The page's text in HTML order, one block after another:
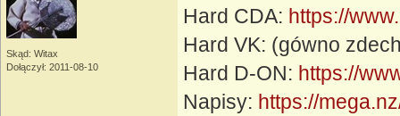
Skąd: Witax
Dołączył: 2011-08-10
Hard CDA: https://
Hard VK: (gówno
Hard D-ON: https://
Napisy: https://